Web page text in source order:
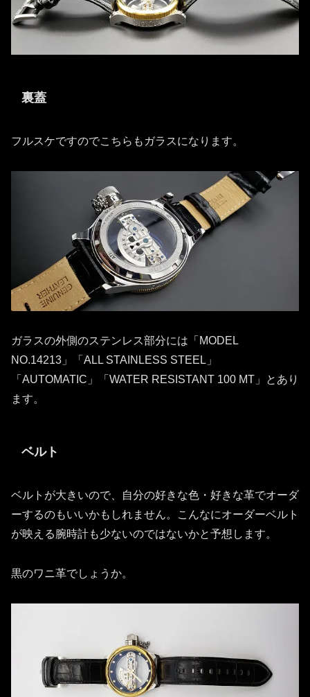
裏蓋
フルスケですのでこちらもガラスになります。
ガラスの外側のステンレス部分には「MODEL
NO.14213」「ALL STAINLESS STEEL」
「AUTOMATIC」「WATER RESISTANT 100 MT」とあり
ます。
ベルト
ベルトが大きいので、自分の好きな色・好きな革でオーダ
ーするのもいいかもしれません。こんなにオーダーベルト
が映える腕時計も少ないのではないかと予想します。
黒のワニ革でしょうか。